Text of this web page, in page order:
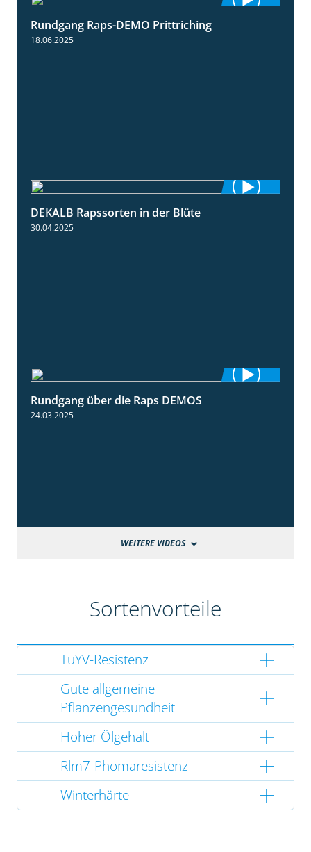
Rundgang Raps-DEMO Prittriching
18.06.2025
DEKALB Rapssorten in der Blüte
30.04.2025
Rundgang über die Raps DEMOS
24.03.2025
WEITERE VIDEOS
Sortenvorteile
TuYV-Resistenz
Gute allgemeine
Pflanzengesundheit
Hoher Ölgehalt
Rlm7-Phomaresistenz
Winterhärte